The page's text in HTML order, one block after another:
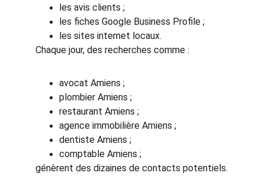
les avis clients ;
les fiches Google Business Profile ;
les sites internet locaux.
Chaque jour, des recherches comme :
avocat Amiens ;
plombier Amiens ;
restaurant Amiens ;
agence immobilière Amiens ;
dentiste Amiens ;
comptable Amiens ;
génèrent des dizaines de contacts potentiels.